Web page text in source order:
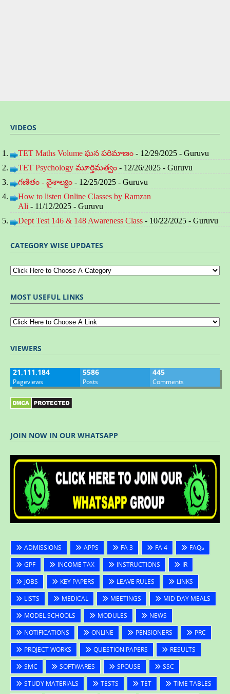
VIDEOS
TET Maths Volume ఘన పరిమాణం - 12/29/2025 - Guruvu
TET Psychology మూర్తిమత్వం - 12/26/2025 - Guruvu
గణితం - వైశాల్యం - 12/25/2025 - Guruvu
How to listen Online Classes by Ramzan
Ali - 11/12/2025 - Guruvu
Dept Test 146 & 148 Awareness Class - 10/22/2025 - Guruvu
CATEGORY WISE UPDATES
MOST USEFUL LINKS
VIEWERS
21,111,184
Pageviews
5586
Posts
445
Comments
JOIN NOW IN OUR WHATSAPP
ADMISSIONS APPS FA 3 FA 4
FAQs
GPF
INCOME TAX INSTRUCTIONS
IR
JOBS
KEY PAPERS LEAVE RULES
LINKS
LISTS
MEDICAL MEETINGS
MID DAY MEALS
MODEL SCHOOLS
MODULES
NEWS
NOTIFICATIONS
ONLINE PENSIONERS
PRC
PROJECT WORKS
QUESTION PAPERS
RESULTS
SMC
SOFTWARES SPOUSE
SSC
STUDY MATERIALS
TESTS TET TIME TABLES